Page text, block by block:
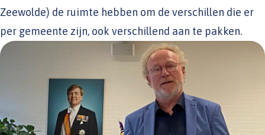
Zeewolde) de ruimte hebben om de verschillen die er
per gemeente zijn, ook verschillend aan te pakken.